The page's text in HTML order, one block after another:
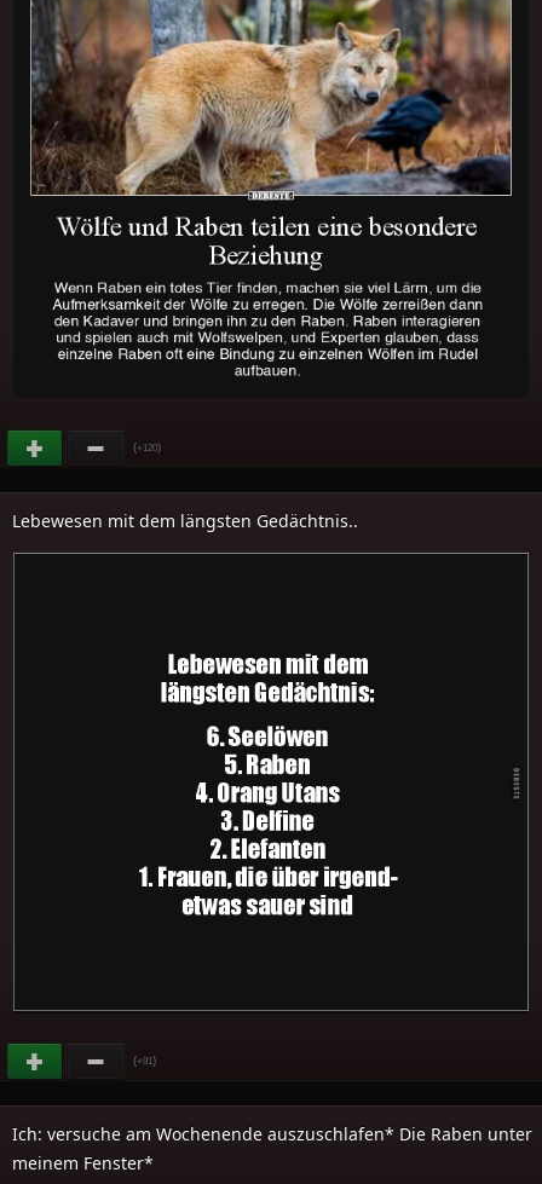
(+120)
Lebewesen mit dem längsten Gedächtnis..
(+91)
Ich: versuche am Wochenende auszuschlafen* Die Raben unter
meinem Fenster*